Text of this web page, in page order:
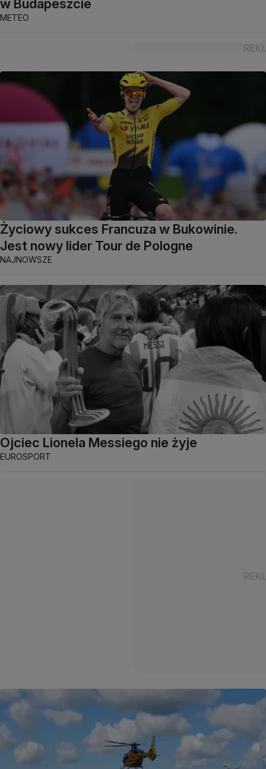
w Budapeszcie
METEO
Życiowy sukces Francuza w Bukowinie.
Jest nowy lider Tour de Pologne
NAJNOWSZE
Ojciec Lionela Messiego nie żyje
EUROSPORT